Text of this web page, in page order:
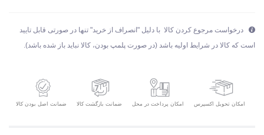
درخواست مرجوع کردن کالا با دلیل "انصراف از خرید" تنها در صورتی قابل تایید
است که کالا در شرایط اولیه باشد (در صورت پلمپ بودن، کالا نباید باز شده باشد).
امکان تحویل اکسپرس امکان پرداخت در محل ضمانت بازگشت کالا ضمانت اصل بودن کالا